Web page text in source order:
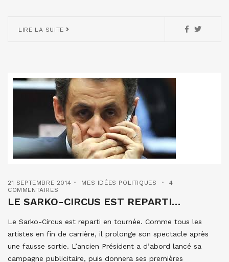
LIRE LA SUITE
21 SEPTEMBRE 2014 MES IDÉES POLITIQUES
4
COMMENTAIRES
LE SARKO-CIRCUS EST REPARTI…
Le Sarko-Circus est reparti en tournée. Comme tous les
artistes en fin de carrière, il prolonge son spectacle après
une fausse sortie. L’ancien Président a d’abord lancé sa
campagne publicitaire, puis donnera ses premières